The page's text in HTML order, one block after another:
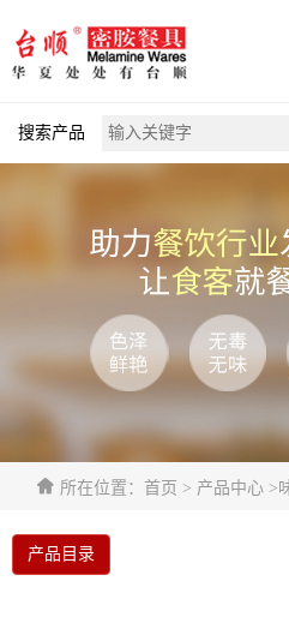
搜索产品
所在位置：首页 > 产品中心 >
产品目录